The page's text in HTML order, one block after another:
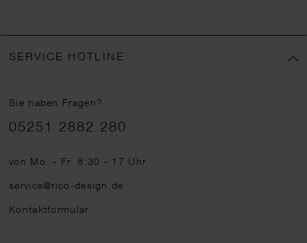
SERVICE HOTLINE
Sie haben Fragen?
Telefonnummer
05251 2882 280
von Mo. - Fr. 8:30 - 17 Uhr
service@rico-design.de
Kontaktformular